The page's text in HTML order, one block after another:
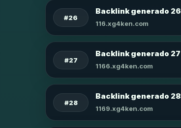
#26
Backlink generado 26
116.xg4ken.com
#27
Backlink generado 27
1166.xg4ken.com
#28
Backlink generado 28
1169.xg4ken.com